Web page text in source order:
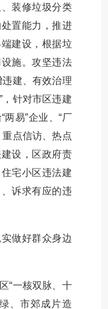
装修垃圾分类
置能力，推进
建设，根据垃
施。攻坚违法
建、有效治理
针对市区违建
易”企业、“厂
重点信访、热点
设，区政府责
宅小区违法建
诉求有应的违
做好群众身边
一核双脉、十
、市郊成片造